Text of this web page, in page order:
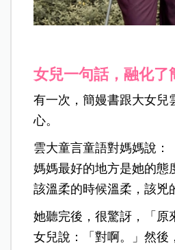
女兒一句話，融化了
有一次，簡嫚書跟大女兒
心。
雲大童言童語對媽媽說：
媽媽最好的地方是她的態
該溫柔的時候溫柔，該兇
她聽完後，很驚訝，「原
女兒說：「對啊。」然後